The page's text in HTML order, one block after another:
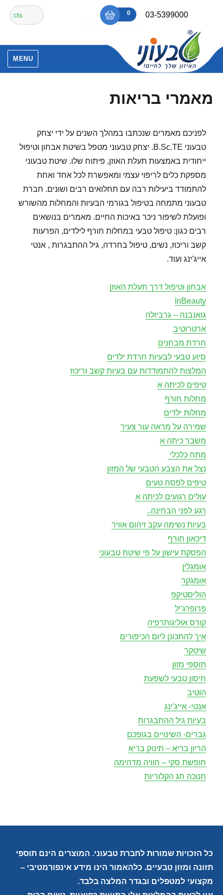
content
03-5399000
₪0
0
אין מוצרים בסל הקניות.
חיפוש
עבור:
MENU
מאמרי בריאות
לפניכם מאמרים שנכתבו במהלך השנים על ידי יצחק
טבעוני B.Sc.TE. יצחק טבעוני מטפל בשיטת אבחון וטיפול
ייחודית באמצעות תעלת האוזן, פיתוח שלו. שיטת טבעוני
מספקת כלים לריפוי עצמי ומאפשרת לכל אחד ואחת
להתמודד ביעילות רבה עם תחלואים רבים ושונים. חברת
טבעוני מתמחה בטיפול בגורמי הבעיות והמחלות מהשורש
ופועלת לשיפור ניכר באיכות החיים. מאמרים בנושאים
רבים כגון: טיפול טבעי במחלות חורף לילדים, הפרעות
קשב וריכוז, נשים, טיפול בחרדה, גיל ההתבגרות , אנטי
אייג'ינג ועוד.
אבחון וטיפול דרך תעלת האוזן
InBeauty
גואנבנה – גרביולה
ארטרוטיב
חרדת מבחנים
סיוע טבעי לבעיות חרדת ילדים
המלצות להתמודדות עם בעיות קשב וריכוז
טיפים לכיתה א
מחלות חורף
מחלות ילדים
שמירה על מראה עור צעיר
משבר כיתה א
מתח כלכלי
נצל את הצבע הטבעי של המזון
טיפים לפסח טעים
עולים רגועים לכיתה א
רגע לפני הבחינה..
בעיות נשימה עקב זיהום אוויר
דיכאון חורף
הפסקת עישון על פי שיטת טבעוני
אומגלין
אומגקר
הוליסטיקפ
פרופרג'יל
קורס אוליגותרפיה
איך להתכונן ליום הכיפורים
שיטקר
תוספי מזון
חיסון טבעי לשפעת
הוטיב
אנטי- אייג'ינג
בעיות גיל ההתבגרות
גברים- השינויים בגופכם
הריון בריא – תינוק בריא
חופשת סקי – חוויה מדהימה
חנוכה חג הקלוריות
כל הזכויות שמורות לחברת טבעוני. המוצרים הינם תוספי
תזונה ומזון טבעיים. כלהאמור הינו מידע אינפורמטיבי –
מקצועי למטפלים ובגדר המלצה בלבד.